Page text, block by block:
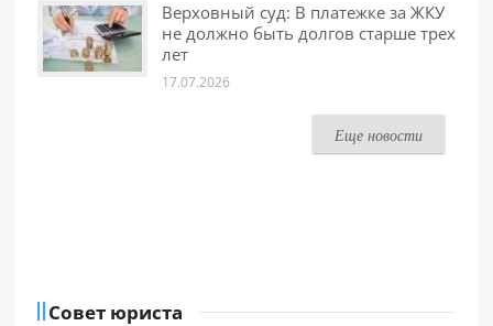
Верховный суд: В платежке за ЖКУ
не должно быть долгов старше трех
лет
17.07.2026
Еще новости
Совет юриста